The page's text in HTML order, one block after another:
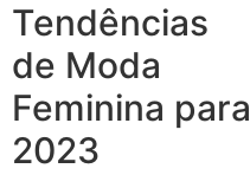
Tendências
de Moda
Feminina para
2023